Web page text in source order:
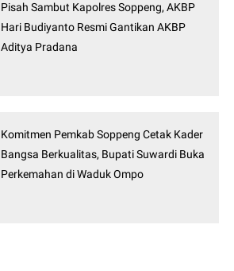
Pisah Sambut Kapolres Soppeng, AKBP
Hari Budiyanto Resmi Gantikan AKBP
Aditya Pradana
Komitmen Pemkab Soppeng Cetak Kader
Bangsa Berkualitas, Bupati Suwardi Buka
Perkemahan di Waduk Ompo